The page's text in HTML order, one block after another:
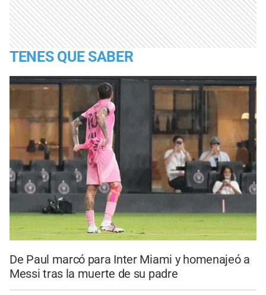
TENES QUE SABER
De Paul marcó para Inter Miami y homenajeó a
Messi tras la muerte de su padre